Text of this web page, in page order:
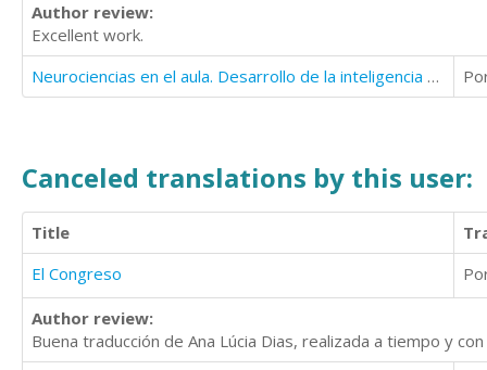
Author review:
Excellent work.
Neurociencias en el aula. Desarrollo de la inteligencia espacial-visual
Canceled translations by this user:
Title
El Congreso
Author review:
Buena traducción de Ana Lúcia Dias, realizada a tiempo y